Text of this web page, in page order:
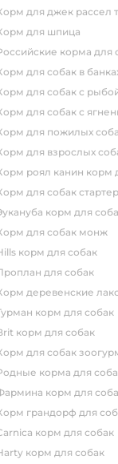
корм для джек рассел
корм для шпица
российские корма для
корм для собак в
корм для собак с
корм для собак с
корм для пожилых
корм для взрослых
корм роял канин корм
корм для собак стартер
эукануба корм для
корм для собак монж
hills корм для собак
проплан для собак
корм деревенские
гурман корм для собак
brit корм для собак
корм для собак
родные корма для
фармина корм для
корм грандорф для
carnica корм для собак
harty корм для собак